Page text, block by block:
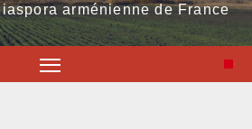
arménienne de France